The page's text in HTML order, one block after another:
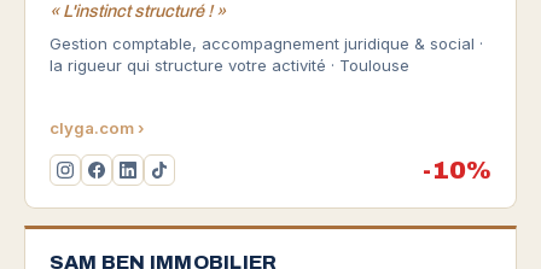
« L'instinct structuré ! »
Gestion comptable, accompagnement juridique & social ·
la rigueur qui structure votre activité · Toulouse
clyga.com ›
-10%
SAM BEN IMMOBILIER